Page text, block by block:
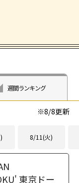
週間ランキング
※8/8更新
8/11(火)
東京ドー